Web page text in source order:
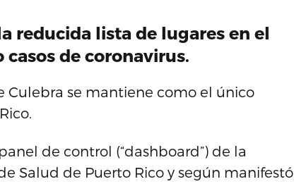
reducida lista de lugares en el
de coronavirus.
Culebra se mantiene como el único
de control (“dashboard”) de la
Salud de Puerto Rico y según manifestó